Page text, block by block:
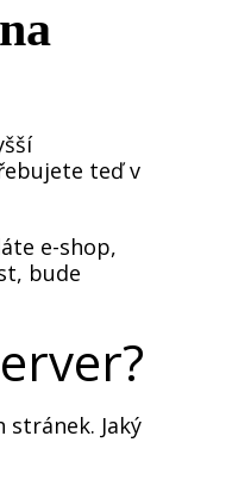
teď v
e-shop,
bude
Jaký